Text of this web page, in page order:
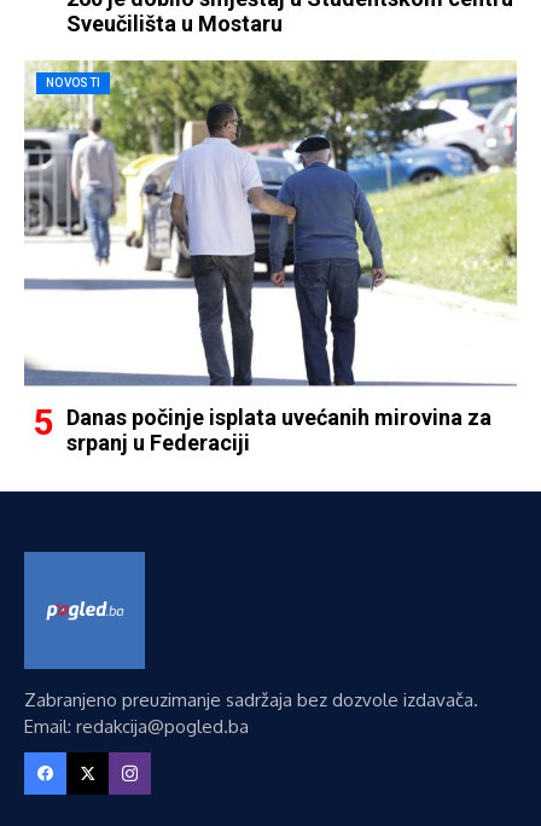
Sveučilišta u Mostaru
NOVOSTI
Danas počinje isplata uvećanih mirovina za
srpanj u Federaciji
Zabranjeno preuzimanje sadržaja bez dozvole izdavača.
Email: redakcija@pogled.ba